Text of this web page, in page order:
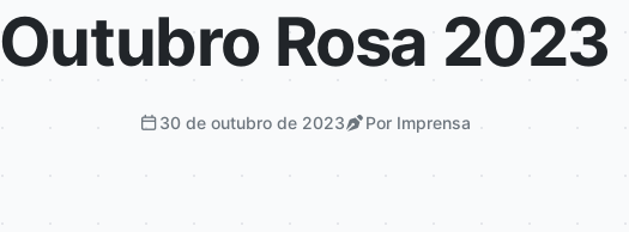
Outubro Rosa 2023
30 de outubro de 2023 Por Imprensa